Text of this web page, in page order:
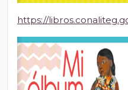
https://